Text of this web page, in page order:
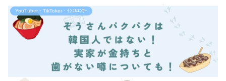
YouTuber・TikToker・ｲﾝﾌﾙｴﾝｻｰ